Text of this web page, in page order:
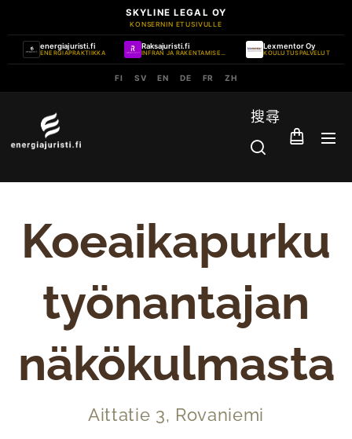
SKYLINE LEGAL OY
KONSERNIN ETUSIVULLE
energiajuristi.fi
ENERGIAPRAKTIIKKA
Raksajuristi.fi
INFRAN JA RAKENTAMISEN PRAKTIIKKA
Lexmentor Oy
KOULUTUSPALVELUT
FI SV EN DE FR ZH
搜尋
Koeaikapurku
työnantajan
näkökulmasta
Aittatie 3, Rovaniemi